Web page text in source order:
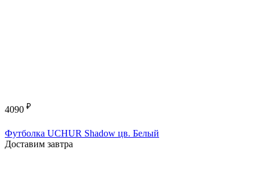
4090 ₽
Футболка UCHUR Shadow цв. Белый
Доставим завтра